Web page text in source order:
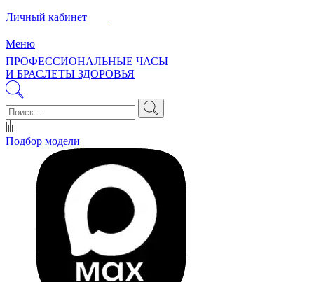
Личный кабинет
Меню
ПРОФЕССИОНАЛЬНЫЕ ЧАСЫ
И БРАСЛЕТЫ ЗДОРОВЬЯ
Подбор модели